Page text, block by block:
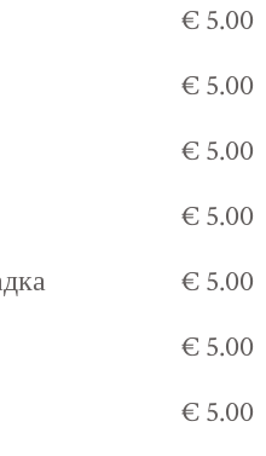
€ 5.00
€ 5.00
€ 5.00
€ 5.00
€ 5.00
€ 5.00
€ 5.00